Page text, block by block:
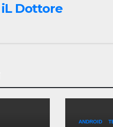
iL Dottore
ANDROID